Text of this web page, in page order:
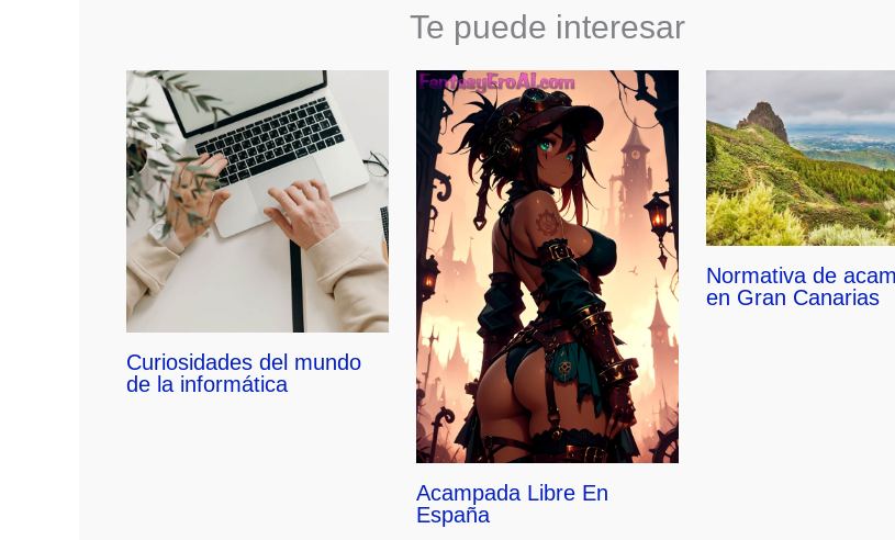
Te puede interesar
Curiosidades del mundo
de la informática
Acampada Libre En
España
Normativa de
en Gran Canarias